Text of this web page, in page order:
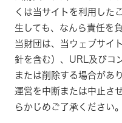
くは当サイトを利用した
生しても、なんら責任を
当財団は、当ウェブサイ
針を含む）、URL及びコ
または削除する場合があ
運営を中断または中止さ
らかじめご了承ください。